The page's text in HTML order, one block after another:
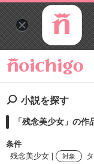
小説を探す
「残念美少女」の
条件
残念美少女 |
対象